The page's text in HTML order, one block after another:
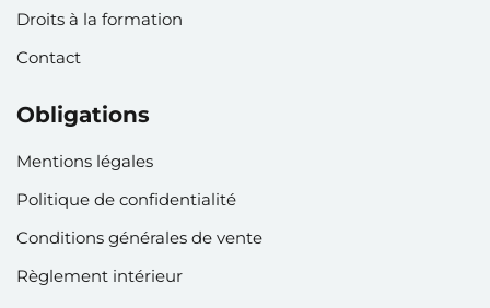
Droits à la formation
Contact
Obligations
Mentions légales
Politique de confidentialité
Conditions générales de vente
Règlement intérieur